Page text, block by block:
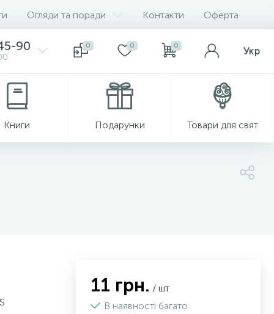
Огляди та поради Контакти Оферта
90 0 0 0 Укр
Книги Подарунки Товари для свят
11 грн. / шт
В наявності багато